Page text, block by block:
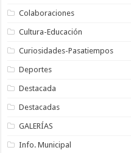
Colaboraciones
Cultura-Educación
Curiosidades-Pasatiempos
Deportes
Destacada
Destacadas
GALERÍAS
Info. Municipal